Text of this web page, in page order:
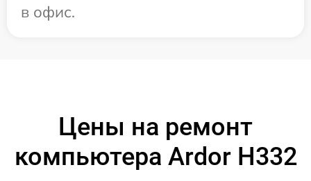
в офис.
Цены на ремонт
компьютера Ardor H332